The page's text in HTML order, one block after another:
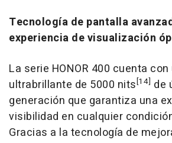
Tecnología de pantalla
experiencia de visualización
La serie HONOR 400 cuenta
ultrabrillante de 5000 nits [14] de
generación que garantiza una
visibilidad en cualquier
Gracias a la tecnología de